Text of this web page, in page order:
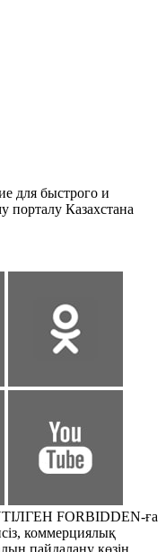
для быстрого и
порталу Казахстана
FORBIDDEN-ға
коммерциялық